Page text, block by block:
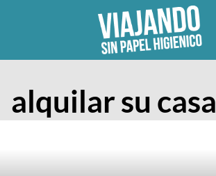
alquilar su casa